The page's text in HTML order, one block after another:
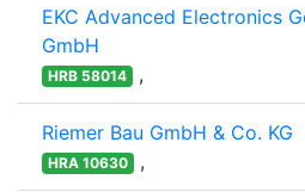
EKC Advanced Electronics
GmbH
HRB 58014 ,
Riemer Bau GmbH & Co. KG
HRA 10630 ,